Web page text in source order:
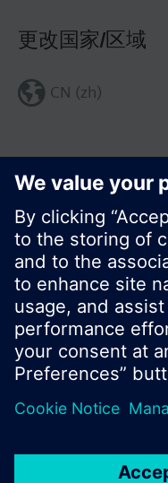
更改国家/区域
CN (zh)